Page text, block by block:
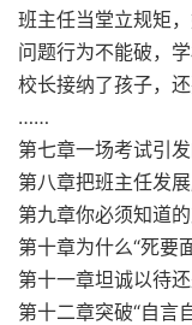
班主任当堂立规矩
问题行为不能破，
校长接纳了孩子，
……
第七章一场考试引
第八章把班主任发
第九章你必须知道
第十章为什么“死要
第十一章坦诚以待
第十二章突破“自言